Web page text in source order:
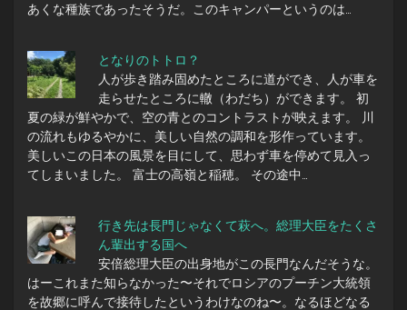
あくな種族であったそうだ。このキャンパーというのは…
となりのトトロ？
人が歩き踏み固めたところに道ができ、人が車を
走らせたところに轍（わだち）ができます。 初
夏の緑が鮮やかで、空の青とのコントラストが映えます。 川
の流れもゆるやかに、美しい自然の調和を形作っています。
美しいこの日本の風景を目にして、思わず車を停めて見入っ
てしまいました。 富士の高嶺と稲穂。 その途中…
行き先は長門じゃなくて萩へ。総理大臣をたくさ
ん輩出する国へ
安倍総理大臣の出身地がこの長門なんだそうな。
はーこれまた知らなかった〜それでロシアのプーチン大統領
を故郷に呼んで接待したというわけなのね〜。なるほどなる